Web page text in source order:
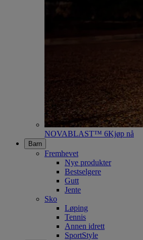
NOVABLAST™ 6Kjøp nå
Barn
Fremhevet
Nye produkter
Bestselgere
Gutt
Jente
Sko
Løping
Tennis
Annen idrett
SportStyle